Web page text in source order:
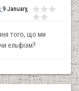
9 January,
того, що ми
ельфізм?